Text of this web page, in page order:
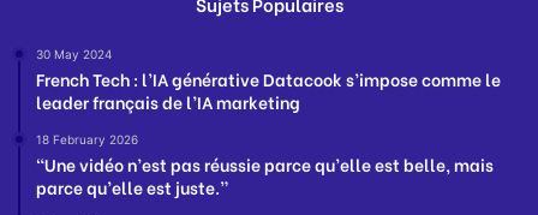
30 May 2024
French Tech : l’IA générative Datacook s’impose comme le
leader français de l’IA marketing
18 February 2026
“Une vidéo n’est pas réussie parce qu’elle est belle, mais
parce qu’elle est juste.”